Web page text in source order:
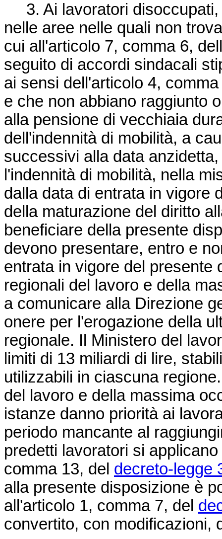
3. Ai lavoratori disoccupati,
nelle aree nelle quali non
cui all'articolo 7, comma 6,
seguito di accordi sindacali
ai sensi dell'articolo 4,
e che non abbiano raggiunto
alla pensione di vecchiaia
dell'indennità di mobilità, a
successivi alla data
l'indennità di mobilità, nella
dalla data di entrata in vigore
della maturazione del diritto
beneficiare della presente
devono presentare, entro e
entrata in vigore del presente
regionali del lavoro e della
a comunicare alla Direzione
onere per l'erogazione della
regionale. Il Ministero del
limiti di 13 miliardi di lire,
utilizzabili in ciascuna
del lavoro e della massima
istanze danno priorità ai
periodo mancante al
predetti lavoratori si
comma 13, del decreto-legge
alla presente disposizione è
all'articolo 1, comma 7, del
convertito, con modificazioni,